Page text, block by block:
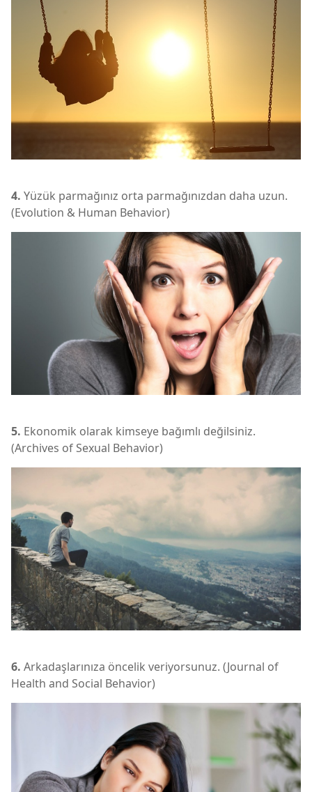
4. Yüzük parmağınız orta parmağınızdan daha uzun.
(Evolution & Human Behavior)
5. Ekonomik olarak kimseye bağımlı değilsiniz.
(Archives of Sexual Behavior)
6. Arkadaşlarınıza öncelik veriyorsunuz. (Journal of
Health and Social Behavior)